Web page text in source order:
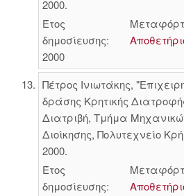
2000.
Έτος
δημοσίευσης:
2000
Πέτρος Ινιωτάκης,
δράσης Κρητικής
Διατριβή, Τμήμα
Διοίκησης, Πολυτεχνείο
2000.
Έτος
δημοσίευσης: